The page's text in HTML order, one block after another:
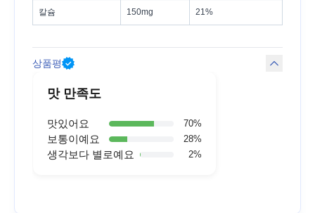
칼슘 150mg 21%
상품평
맛 만족도
맛있어요 70%
보통이예요 28%
생각보다 별로예요 2%